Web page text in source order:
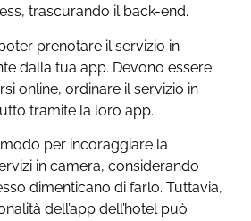
trascurando il back-end.
prenotare il servizio in
dalla tua app. Devono essere
online, ordinare il servizio in
tramite la loro app.
per incoraggiare la
in camera, considerando
dimenticano di farlo. Tuttavia,
dell’app dell’hotel può